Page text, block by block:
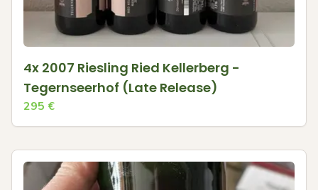
4x 2007 Riesling Ried Kellerberg -
Tegernseerhof (Late Release)
295 €